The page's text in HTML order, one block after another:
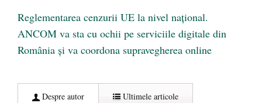
Reglementarea cenzurii UE la nivel național.
ANCOM va sta cu ochii pe serviciile digitale din
România și va coordona supravegherea online
Despre autor Ultimele articole